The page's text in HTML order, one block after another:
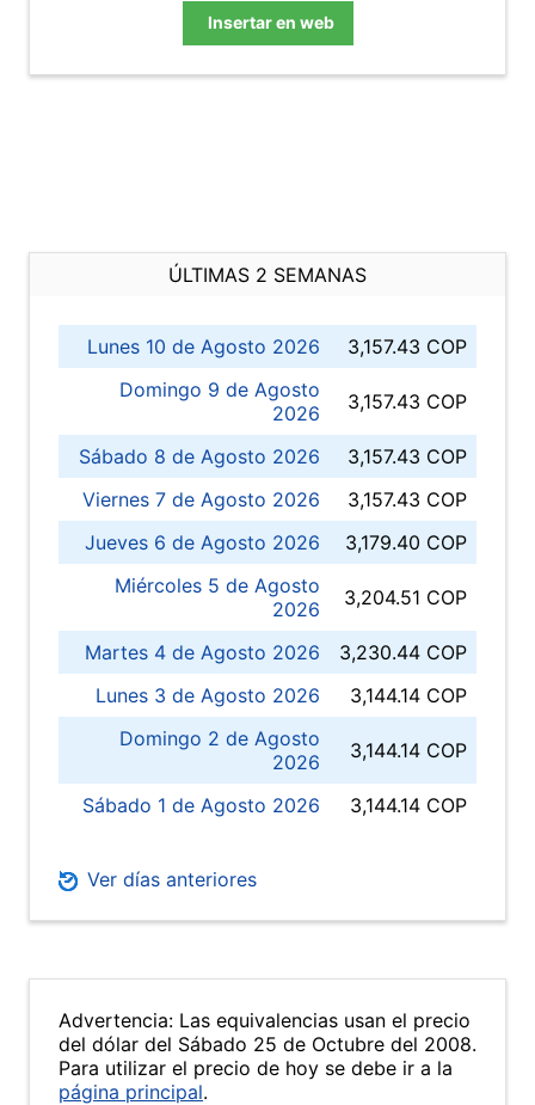
Insertar en web
ÚLTIMAS 2 SEMANAS
Lunes 10 de Agosto 2026
3,157.43 COP
Domingo 9 de Agosto
2026
3,157.43 COP
Sábado 8 de Agosto 2026
3,157.43 COP
Viernes 7 de Agosto 2026
3,157.43 COP
Jueves 6 de Agosto 2026
3,179.40 COP
Miércoles 5 de Agosto
2026
3,204.51 COP
Martes 4 de Agosto 2026
3,230.44 COP
Lunes 3 de Agosto 2026
3,144.14 COP
Domingo 2 de Agosto
2026
3,144.14 COP
Sábado 1 de Agosto 2026 3,144.14 COP
Ver días anteriores
Advertencia: Las equivalencias usan el precio
del dólar del Sábado 25 de Octubre del 2008.
Para utilizar el precio de hoy se debe ir a la
página principal.